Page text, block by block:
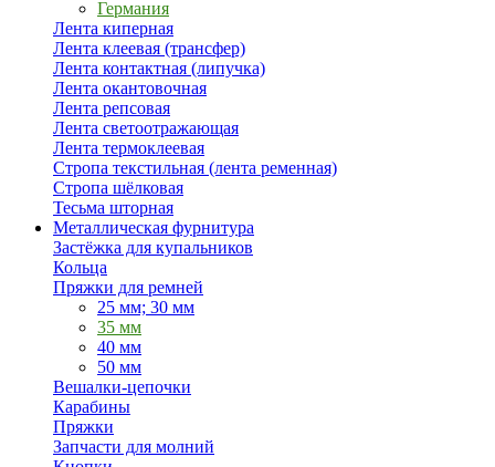
Германия
Лента киперная
Лента клеевая (трансфер)
Лента контактная (липучка)
Лента окантовочная
Лента репсовая
Лента светоотражающая
Лента термоклеевая
Стропа текстильная (лента ременная)
Стропа шёлковая
Тесьма шторная
Металлическая фурнитура
Застёжка для купальников
Кольца
Пряжки для ремней
25 мм; 30 мм
35 мм
40 мм
50 мм
Вешалки-цепочки
Карабины
Пряжки
Запчасти для молний